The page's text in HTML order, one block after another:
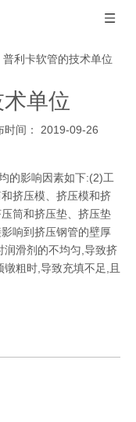
普利卡软管的技术单位
单位
间： 2019-09-26
的影响因素如下:(2)工
挤压模、挤压模和挤
筒和挤压垫、挤压垫
响到挤压钢管的壁厚
滑剂的不均匀,导致挤
粗时,导致充填不足,且